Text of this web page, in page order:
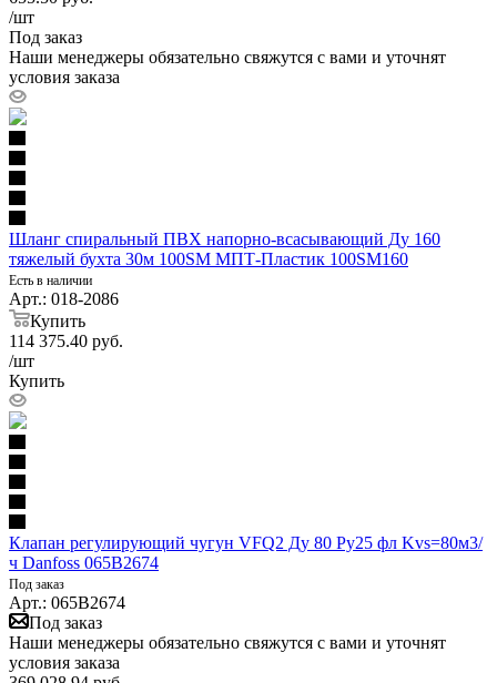
/шт
Под заказ
Наши менеджеры обязательно свяжутся с вами и уточнят
условия заказа
Шланг спиральный ПВХ напорно-всасывающий Ду 160
тяжелый бухта 30м 100SM МПТ-Пластик 100SM160
Есть в наличии
Арт.: 018-2086
Купить
114 375.40 руб.
/шт
Купить
Клапан регулирующий чугун VFQ2 Ду 80 Ру25 фл Kvs=80м3/
ч Danfoss 065B2674
Под заказ
Арт.: 065B2674
Под заказ
Наши менеджеры обязательно свяжутся с вами и уточнят
условия заказа